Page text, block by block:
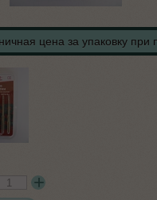
цена за упаковку при